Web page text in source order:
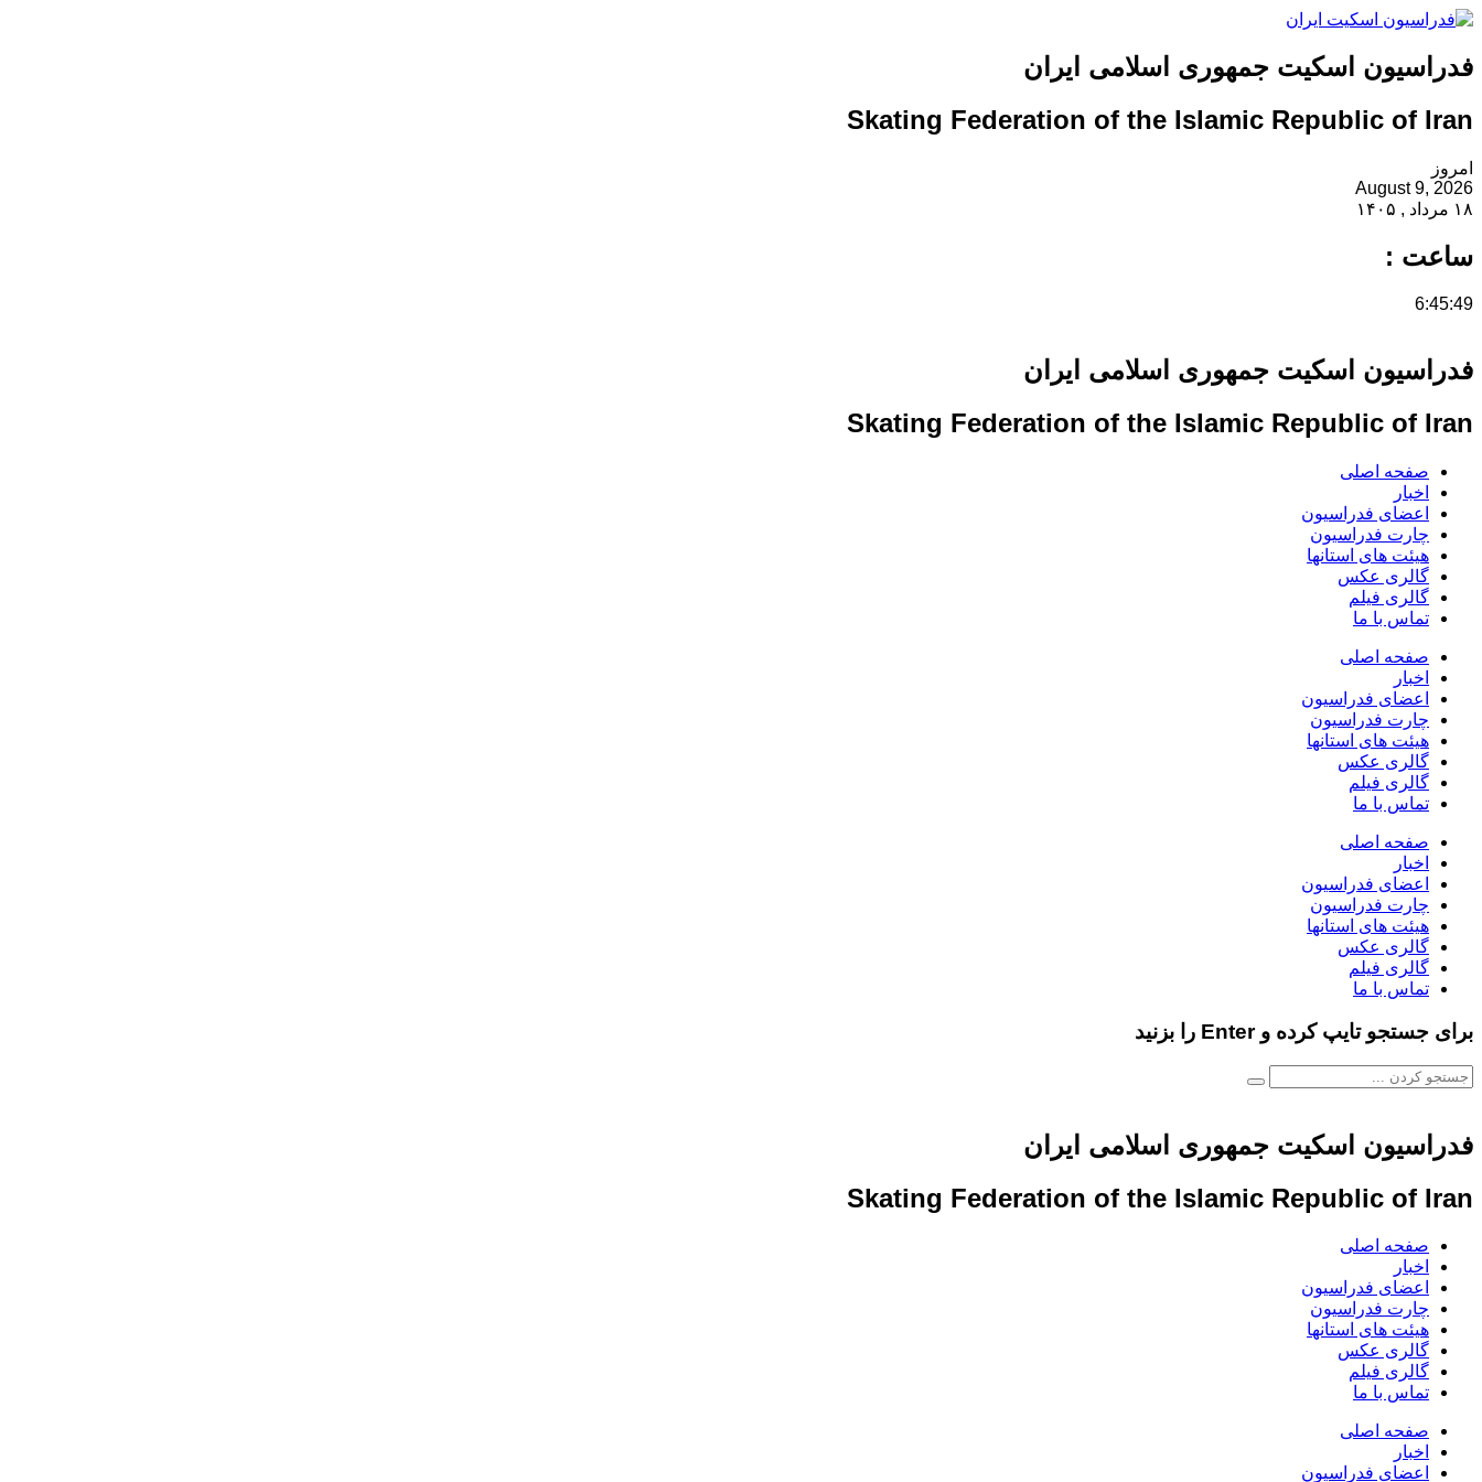
فدراسیون اسکیت جمهوری اسلامی ایران
Skating Federation of the Islamic Republic of Iran
امروز
August 9, 2026
۱۸ مرداد , ۱۴۰۵
ساعت :
6:45:50
فدراسیون اسکیت جمهوری اسلامی ایران
Skating Federation of the Islamic Republic of Iran
صفحه اصلی
اخبار
اعضای فدراسیون
چارت فدراسیون
هیئت های استانها
گالری عکس
گالری فیلم
تماس با ما
صفحه اصلی
اخبار
اعضای فدراسیون
چارت فدراسیون
هیئت های استانها
گالری عکس
گالری فیلم
تماس با ما
صفحه اصلی
اخبار
اعضای فدراسیون
چارت فدراسیون
هیئت های استانها
گالری عکس
گالری فیلم
تماس با ما
برای جستجو تایپ کرده و Enter را بزنید
فدراسیون اسکیت جمهوری اسلامی ایران
Skating Federation of the Islamic Republic of Iran
صفحه اصلی
اخبار
اعضای فدراسیون
چارت فدراسیون
هیئت های استانها
گالری عکس
گالری فیلم
تماس با ما
صفحه اصلی
اخبار
اعضای فدراسیون